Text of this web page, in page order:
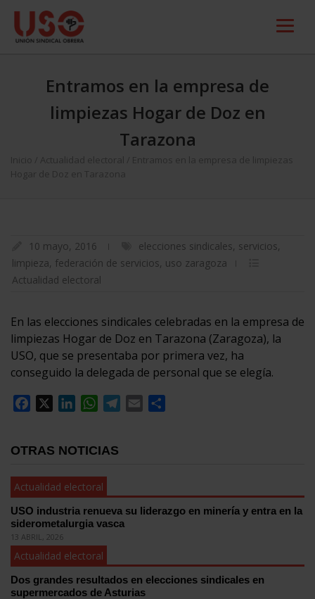
Entramos en la empresa de
limpiezas Hogar de Doz en
Tarazona
Inicio Actualidad electoral
Entramos en la empresa de limpiezas
Hogar de Doz en Tarazona
10 mayo, 2016 elecciones sindicales, servicios,
limpieza, federación de servicios, uso zaragoza
Actualidad electoral
En las elecciones sindicales celebradas en la empresa de
limpiezas Hogar de Doz en Tarazona (Zaragoza), la
USO, que se presentaba por primera vez, ha
conseguido la delegada de personal que se elegía.
Facebook
LinkedInWhatsApp
Telegram
Email
OTRAS NOTICIAS
Actualidad electoral
USO industria renueva su liderazgo en minería y entra en la
siderometalurgia vasca
13 ABRIL, 2026
Actualidad electoral
Dos grandes resultados en elecciones sindicales en
supermercados de Asturias